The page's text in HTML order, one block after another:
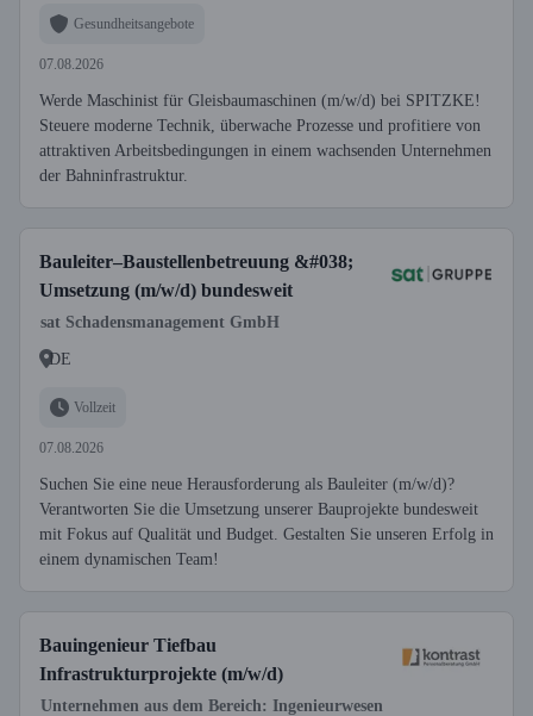
Gesundheitsangebote
07.08.2026
Werde Maschinist für Gleisbaumaschinen (m/w/d) bei SPITZKE!
Steuere moderne Technik, überwache Prozesse und profitiere von
attraktiven Arbeitsbedingungen in einem wachsenden Unternehmen
der Bahninfrastruktur.
Bauleiter–Baustellenbetreuung &#038;
Umsetzung (m/w/d) bundesweit
sat Schadensmanagement GmbH
DE
Vollzeit
07.08.2026
Suchen Sie eine neue Herausforderung als Bauleiter (m/w/d)?
Verantworten Sie die Umsetzung unserer Bauprojekte bundesweit
mit Fokus auf Qualität und Budget. Gestalten Sie unseren Erfolg in
einem dynamischen Team!
Bauingenieur Tiefbau
Infrastrukturprojekte (m/w/d)
Unternehmen aus dem Bereich: Ingenieurwesen